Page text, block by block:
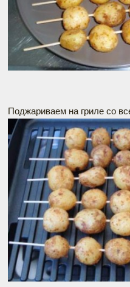
Поджариваем на гриле со